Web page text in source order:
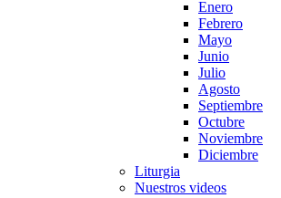
Enero
Febrero
Mayo
Junio
Julio
Agosto
Septiembre
Octubre
Noviembre
Diciembre
Liturgia
Nuestros videos